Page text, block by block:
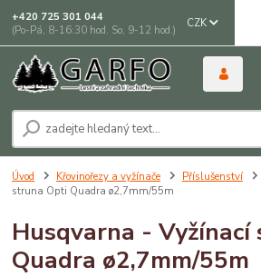
CZK
+420 725 301 044
(Po-Pá, 8-16:30 hod. So, 9-12 hod.)
Úvod Křovinořezy a vyžínače Příslušenství
struna Opti Quadra ø2,7mm/55m
Husqvarna -
Quadra ø2,7mm/55m